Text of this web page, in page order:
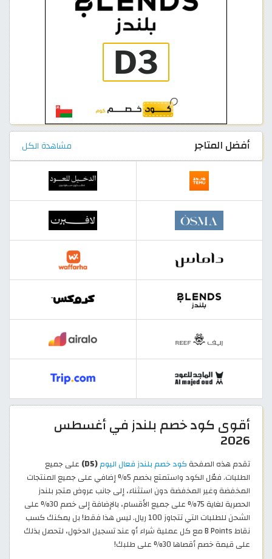
أفضل المتاجر مشاهدة الكل
أقوى كود خصم بلندز في أغسطس
2026
تقدم هذه الصفحة كود خصم بلندز فعال اليوم(D5)
على جميع
الطلبات. فعّل الكود واستمتع بخصم 5% إضافي على جميع المنتجات
المخفضة وغير المخفضة دون استثناء، إلى جانب عروض متجر بلندز
الحصرية لغاية 75% على جميع الأقسام، بالإضافة إلى خصم 30% على
الشحن للطلبات التي تتجاوز 100 ريال. ليس هذا فقط! بل يمكنك كسب
نقاط B Points مع كل عملية شراء أو عند تسجيل الدخول، لتحصل بذلك
على قيمة خصم أقصاها 30% على طلبك!